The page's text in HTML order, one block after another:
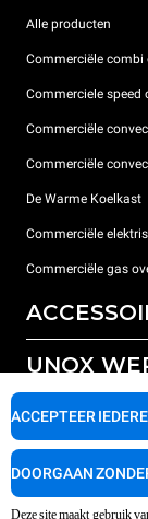
Alle producten
Commerciële combi
Commerciele speed
Commerciële
Commerciële
De Warme Koelkast
Commerciële
Commerciële gas
All the accessories
Detergenten voor
Detergenten voor
Waterbehandeling
UNOX
Onze vestigingen
Unox garantie
Deze site maakt gebruik
ACCEPTEER
DOORGAAN